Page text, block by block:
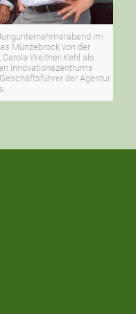
im
Münzebrock von der
Weitner-Kehl als
Innovationszentrums
der Agentur